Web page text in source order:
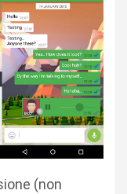
(non